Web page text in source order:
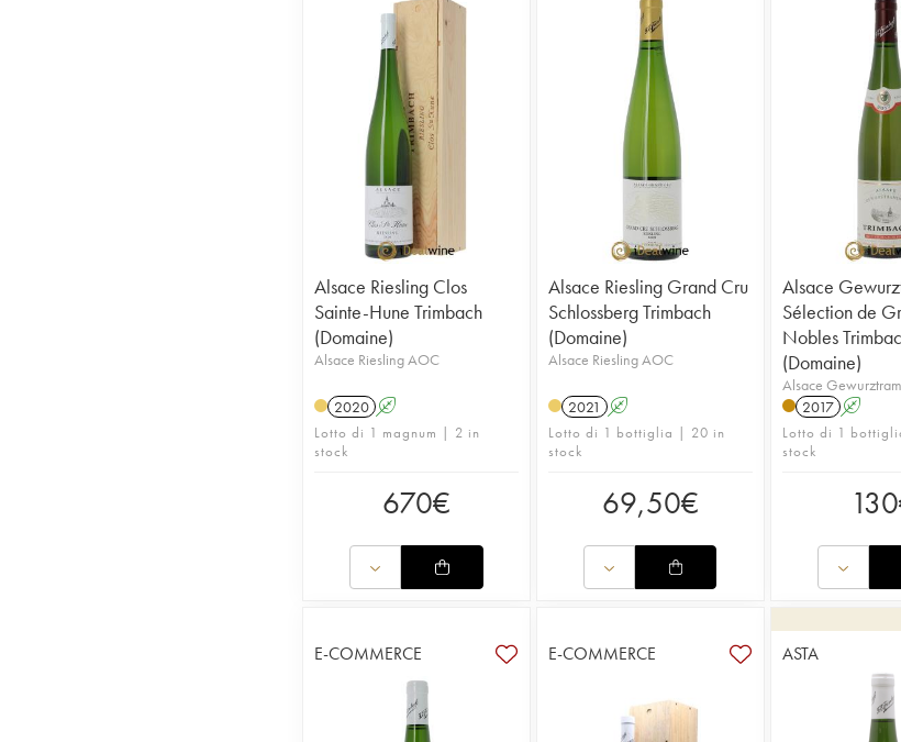
Alsace Riesling Clos
Sainte-Hune Trimbach
(Domaine)
Alsace Riesling AOC
2020 A
Lotto di 1 magnum | 2 in
stock
670€
Alsace Riesling Grand Cru
Schlossberg Trimbach
(Domaine)
Alsace Riesling AOC
2021 A
Lotto di 1 bottiglia | 20 in
stock
69,50€
Alsace
Sélection de
Nobles
(Domaine)
Alsace
2017 A
Lotto di 1
stock
130
E-COMMERCE E-COMMERCE ASTA